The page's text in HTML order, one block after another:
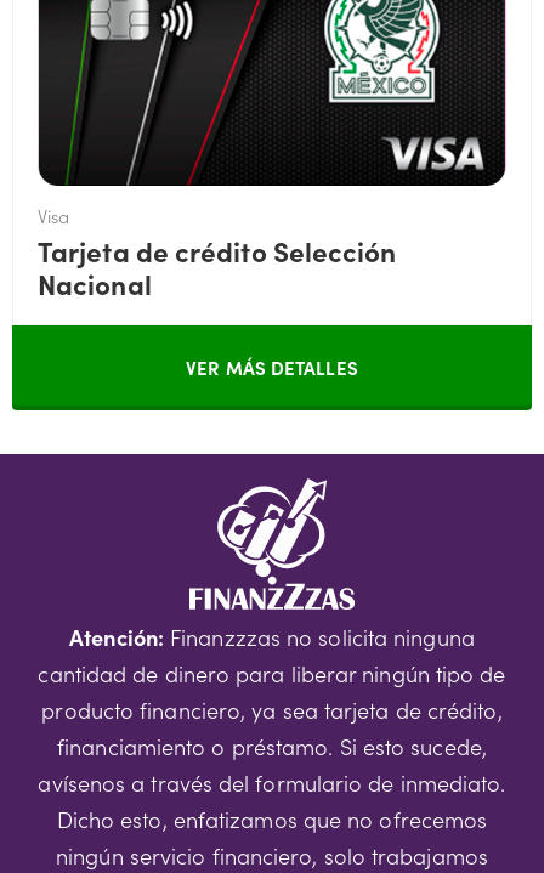
Visa
Tarjeta de crédito Selección
Nacional
VER MÁS DETALLES
Atención: Finanzzzas no solicita ninguna
cantidad de dinero para liberar ningún tipo de
producto financiero, ya sea tarjeta de crédito,
financiamiento o préstamo. Si esto sucede,
avísenos a través del formulario de inmediato.
Dicho esto, enfatizamos que no ofrecemos
ningún servicio financiero, solo trabajamos